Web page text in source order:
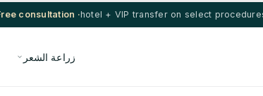
· Free consultation →
زراعة الشعر